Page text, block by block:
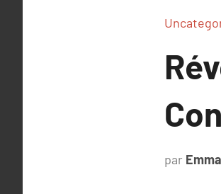
par